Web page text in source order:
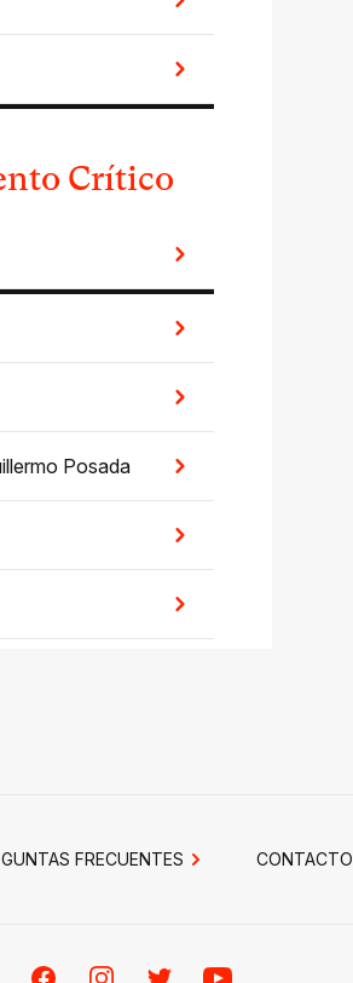
Crítico
Posada
FRECUENTES CONTACTO
FacebookInstagramTwitterYoutube